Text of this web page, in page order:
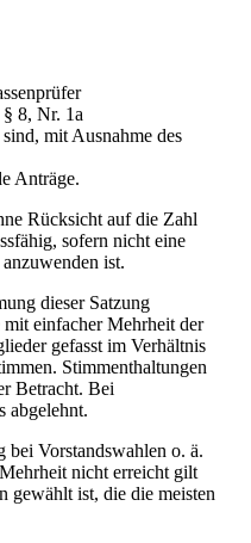
§ 8, Nr. 1a
mit Ausnahme des
Anträge.
Rücksicht auf die Zahl
sofern nicht eine
ist.
dieser Satzung
einfacher Mehrheit der
gefasst im Verhältnis
Stimmenthaltungen
Betracht. Bei
abgelehnt.
Vorstandswahlen o. ä.
nicht erreicht gilt
gewählt ist, die die meisten